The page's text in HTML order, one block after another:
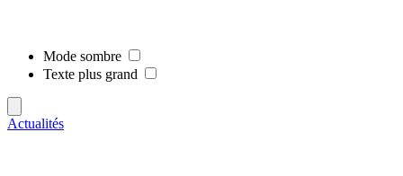
Mode sombre
Texte plus grand
Actualités